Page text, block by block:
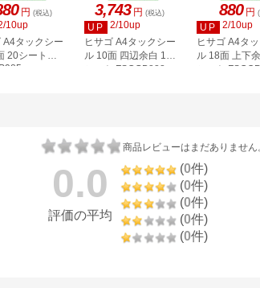
円 (税込)
10up
A4タックシー
20シート
3,743 円 (税込)
UP
2/10up
ヒサゴ A4タックシー
ル 10面 四辺余白 100
シート FSCGB888
880 円
UP
2/10up
ヒサゴ A4タ
ル 18面 上下
シート
商品レビューはまだありません
0.0
評価の平均
(0件)
(0件)
(0件)
(0件)
(0件)